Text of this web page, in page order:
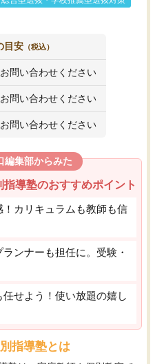
目安 （税込）
問い合わせください
問い合わせください
問い合わせください
編集部からみた
指導塾のおすすめポイント
！カリキュラムも教師も信
ンナーも担任に。受験・
せよう！使い放題の嬉し
指導塾とは